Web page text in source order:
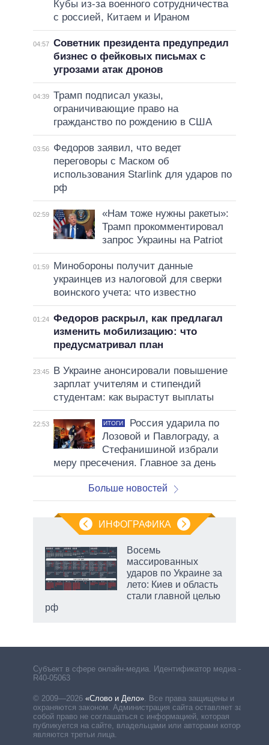
Кубы из-за военного сотрудничества
с россией, Китаем и Ираном
04:57 Советник президента предупредил
бизнес о фейковых письмах с
угрозами атак дронов
04:39 Трамп подписал указы,
ограничивающие право на
гражданство по рождению в США
03:56
Федоров заявил, что ведет
переговоры с Маском об
использования Starlink для ударов по
рф
02:59
«Нам тоже нужны ракеты»:
Трамп прокомментировал
запрос Украины на Patriot
01:59
Минобороны получит данные
украинцев из налоговой для сверки
воинского учета: что известно
01:24 Федоров раскрыл, как предлагал
изменить мобилизацию: что
предусматривал план
23:45
В Украине анонсировали повышение
зарплат учителям и стипендий
студентам: как вырастут выплаты
22:53 ИТОГИ
Россия ударила по
Лозовой и Павлограду, а
Стефанишиной избрали
меру пресечения. Главное за день
Больше новостей
ИНФОГРАФИКА
Восемь
массированных
ударов по Украине за
лето: Киев и область
стали главной целью
рф
Субъект в сфере онлайн-медиа. Идентификатор медиа –
R40-05063
© 2009—2026 «Слово и Дело» Все права защищены и
охраняются законом. Администрация сайта оставляет за
собой право не соглашаться с информацией, которая
публикуется на сайте, владельцами или авторами которой
являются третьи лица.